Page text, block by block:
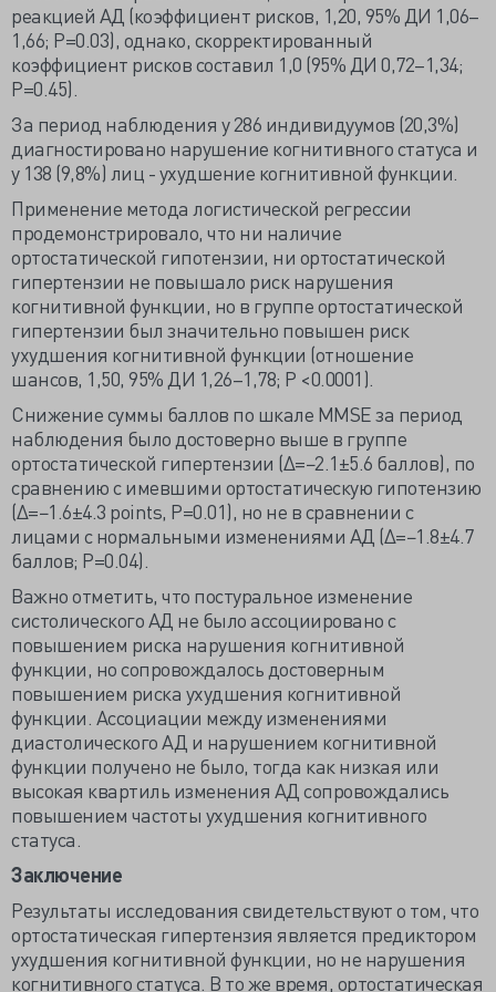
реакцией АД (коэффициент рисков, 1,20, 95% ДИ 1,06–
1,66; P=0.03), однако, скорректированный
коэффициент рисков составил 1,0 (95% ДИ 0,72–1,34;
P=0.45).
За период наблюдения у 286 индивидуумов (20,3%)
диагностировано нарушение когнитивного статуса и
у 138 (9,8%) лиц - ухудшение когнитивной функции.
Применение метода логистической регрессии
продемонстрировало, что ни наличие
ортостатической гипотензии, ни ортостатической
гипертензии не повышало риск нарушения
когнитивной функции, но в группе ортостатической
гипертензии был значительно повышен риск
ухудшения когнитивной функции (отношение
шансов, 1,50, 95% ДИ 1,26–1,78; P <0.0001).
Снижение суммы баллов по шкале MMSE за период
наблюдения было достоверно выше в группе
ортостатической гипертензии (Δ=−2.1±5.6 баллов), по
сравнению с имевшими ортостатическую гипотензию
(Δ=−1.6±4.3 points, P=0.01), но не в сравнении с
лицами с нормальными изменениями АД (Δ=−1.8±4.7
баллов; P=0.04).
Важно отметить, что постуральное изменение
систолического АД не было ассоциировано с
повышением риска нарушения когнитивной
функции, но сопровождалось достоверным
повышением риска ухудшения когнитивной
функции. Ассоциации между изменениями
диастолического АД и нарушением когнитивной
функции получено не было, тогда как низкая или
высокая квартиль изменения АД сопровождались
повышением частоты ухудшения когнитивного
статуса.
Заключение
Результаты исследования свидетельствуют о том, что
ортостатическая гипертензия является предиктором
ухудшения когнитивной функции, но не нарушения
когнитивного статуса. В то же время, ортостатическая